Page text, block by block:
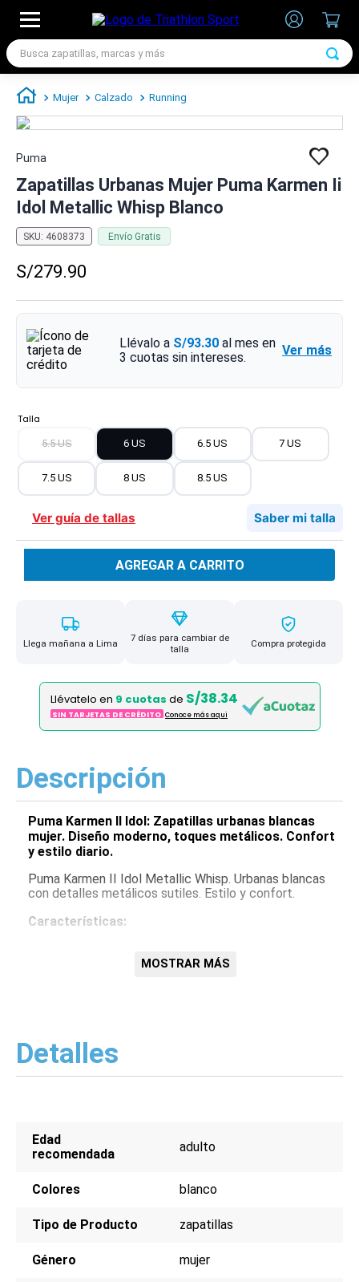
Busca zapatillas, marcas y más
Mujer Calzado Running
Puma
Zapatillas Urbanas Mujer Puma Karmen Ii
Idol Metallic Whisp Blanco
SKU: 4608373 Envío Gratis
S/279.90
Llévalo a S/93.30 al mes en
3 cuotas sin intereses. Ver más
Talla
5.5 US 6 US 6.5 US 7 US
7.5 US 8 US 8.5 US
Ver guía de tallas Saber mi talla
AGREGAR A CARRITO
Llega mañana a Lima
7 días para cambiar de
talla
Compra protegida
Llévatelo en 9 cuotas de S/38.34
SIN TARJETAS DE CRÉDITO Conoce más aqui
Descripción
Puma Karmen II Idol: Zapatillas urbanas blancas
mujer. Diseño moderno, toques metálicos. Confort
y estilo diario.
Puma Karmen II Idol Metallic Whisp. Urbanas blancas
con detalles metálicos sutiles. Estilo y confort.
Características:
Detalles metálicosMOSTRAR MÁS
Detalles
Edad
recomendada
adulto
Colores blanco
Tipo de Producto zapatillas
Género mujer
4.
zapatillas adidas mujer
6.
zapatillas nike hombre
7. zapatillas nike mujer